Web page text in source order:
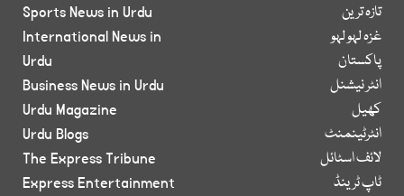
تازہ ترین
غزہ لہو لہو
پاکستان
انٹر نیشنل
کھیل
انٹرٹینمنٹ
لائف اسٹائل
ٹاپ ٹرینڈ
Sports News in Urdu
International News in
Urdu
Business News in Urdu
Urdu Magazine
Urdu Blogs
The Express Tribune
Express Entertainment